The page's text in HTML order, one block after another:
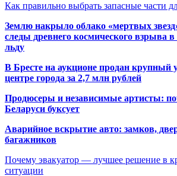
Как правильно выбрать запасные части
Землю накрыло облако «мертвых
следы древнего космического взрыва
льду
В Бресте на аукционе продан крупный
центре города за 2,7 млн рублей
Продюсеры и независимые артисты:
Беларуси буксует
Аварийное вскрытие авто: замков,
багажников
Почему эвакуатор — лучшее решение в
ситуации